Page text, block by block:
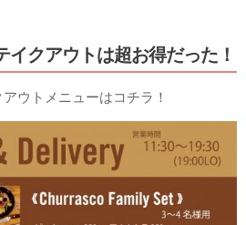
イクアウトは超お得だった！
ウトメニューはコチラ！